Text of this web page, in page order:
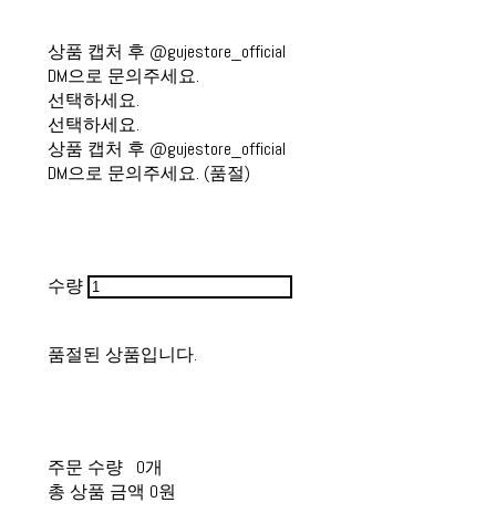
상품 캡처 후 @gujestore_official
DM으로 문의주세요.
선택하세요.
선택하세요.
상품 캡처 후 @gujestore_official
DM으로 문의주세요. (품절)
수량
품절된 상품입니다.
주문 수량
0개
총 상품 금액 0원